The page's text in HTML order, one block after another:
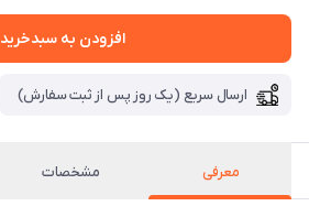
افزودن به سبدخرید
ارسال سریع (یک روز پس از ثبت سفارش)
معرفی مشخصات